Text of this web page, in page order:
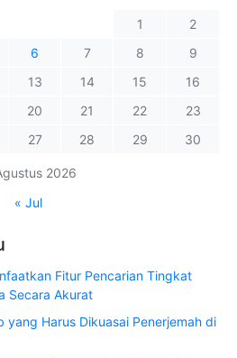
2026
1
2
6 7 8
9
13 14 15
16
20 21 22
23
27 28 29
30
« Jul
Fitur Pencarian Tingkat
Secara Akurat
yang Harus Dikuasai Penerjemah di